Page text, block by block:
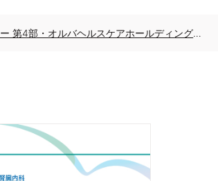
ログミーFinance 第119回 個人投資家向けIRセミナー 第4部・オルバヘルスケアホールディングス株式会社